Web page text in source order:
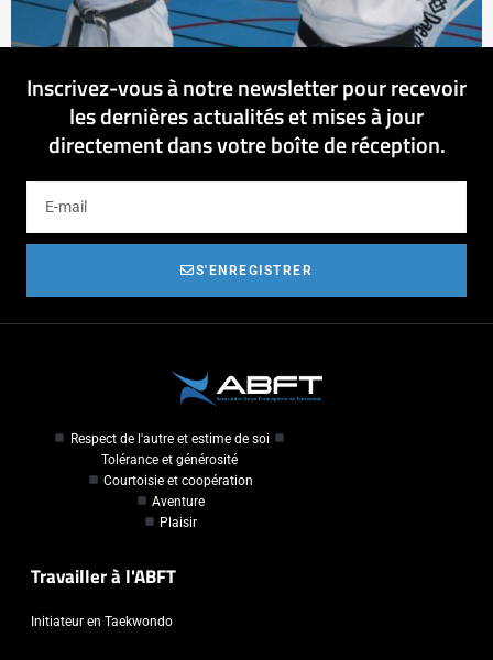
Inscrivez-vous à notre newsletter pour recevoir
les dernières actualités et mises à jour
directement dans votre boîte de réception.
S'ENREGISTRER
Respect de l'autre et estime de soi
Tolérance et générosité
Courtoisie et coopération
Aventure
Plaisir
Travailler à l'ABFT
Initiateur en Taekwondo